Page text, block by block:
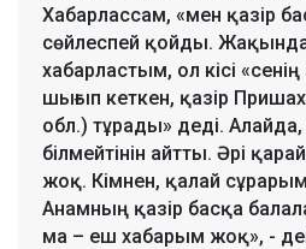
Хабарлассам, «мен қазір
сөйлеспей қойды. Жақында
хабарластым, ол кісі
шығып кеткен, қазір
обл.) тұрады» деді. Алайда,
білмейтінін айтты. Әрі
жоқ. Кімнен, қалай
Анамның қазір басқа
ма – еш хабарым жоқ», -